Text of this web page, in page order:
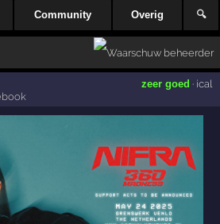
Community Overig 🔍
zeer goed · ical